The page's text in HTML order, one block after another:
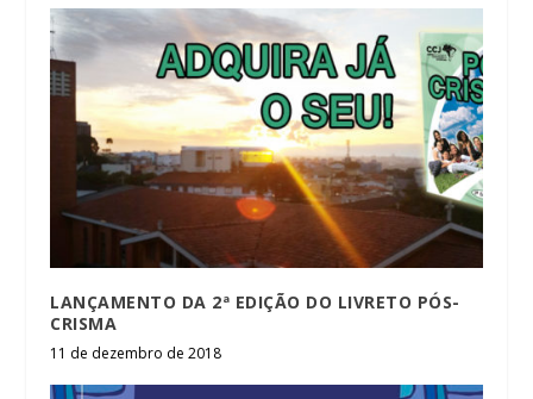
LANÇAMENTO DA 2ª EDIÇÃO DO LIVRETO PÓS-
CRISMA
11 de dezembro de 2018